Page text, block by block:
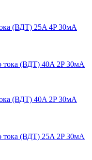
(ВДТ) 25A 4P 30мА
(ВДТ) 40A 2P 30мА